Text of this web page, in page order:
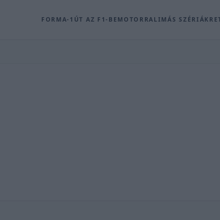
FORMA-1 ÚT AZ F1-BEMOTORRALIMÁS SZÉRIÁK